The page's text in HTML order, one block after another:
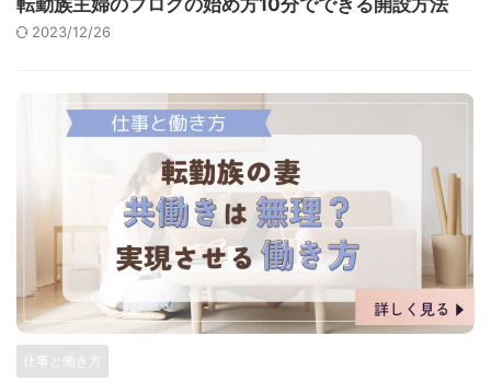
転勤族主婦のブログの始め方10分でできる開設方法
2023/12/26
仕事と働き方